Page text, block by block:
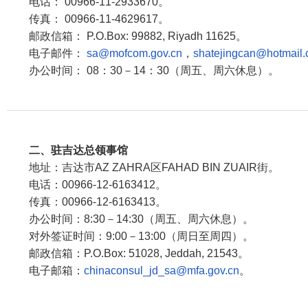
传真： 00966-11-4629617。
邮政信箱： P.O.Box: 99882, Riyadh 11625。
电子邮件： sa@mofcom.gov.cn ，
办公时间： 08：30－14：30（周五、周六休息）。
二、驻吉达总领事馆
地址：吉达市AZ ZAHRA区FAHAD BIN ZUAIR街。
电话：00966-12-6163412。
传真：00966-12-6163413。
办公时间：8:30－14:30（周五、周六休息）。
对外签证时间：9:00－13:00（周日至周四）。
邮政信箱：P.O.Box: 51028, Jeddah, 21543。
电子邮箱： chinaconsul_jd_sa@mfa.gov.cn。